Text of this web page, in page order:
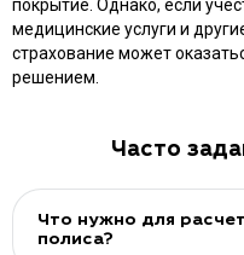
покрытие. Однако, если
медицинские услуги и
страхование может
решением.
Часто
Что нужно для
полиса?